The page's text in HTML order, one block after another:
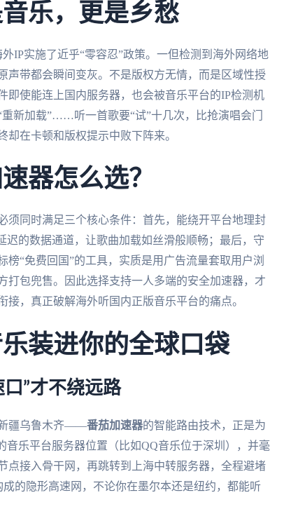
乐，更是乡愁
IP实施了近乎“零容忍”政策。一但检测到海外网络地
带都会瞬间变灰。不是版权方无情，而是区域性授
使能连上国内服务器，也会被音乐平台的IP检测机
新加载”……听一首歌要“试”十几次，比抢演唱会门
却在卡顿和版权提示中败下阵来。
器怎么选？
须同时满足三个核心条件：首先，能绕开平台地理封
的数据通道，让歌曲加载如丝滑般顺畅；最后，守
“免费回国”的工具，实质是用广告流量套取用户浏
打包兜售。因此选择支持一人多端的安全加速器，才
，真正破解海外听国内正版音乐平台的痛点。
装进你的全球口袋
”才不绕远路
新疆乌鲁木齐——番茄加速器的智能路由技术，正是为
乐平台服务器位置（比如QQ音乐位于深圳），并毫
点接入骨干网，再跳转到上海中转服务器，全程避堵
的隐形高速网，不论你在墨尔本还是纽约，都能听